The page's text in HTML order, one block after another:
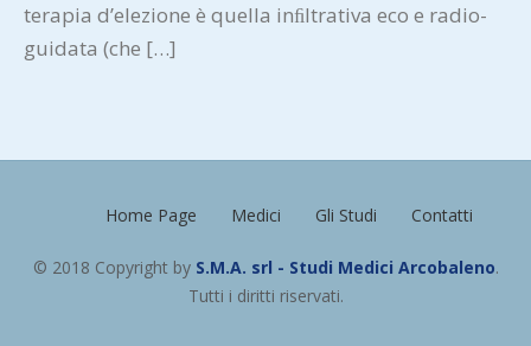
terapia d’elezione è quella inﬁltrativa eco e radio-
guidata (che […]
Home Page Medici Gli Studi Contatti
© 2018 Copyright by S.M.A. srl - Studi Medici Arcobaleno.
Tutti i diritti riservati.